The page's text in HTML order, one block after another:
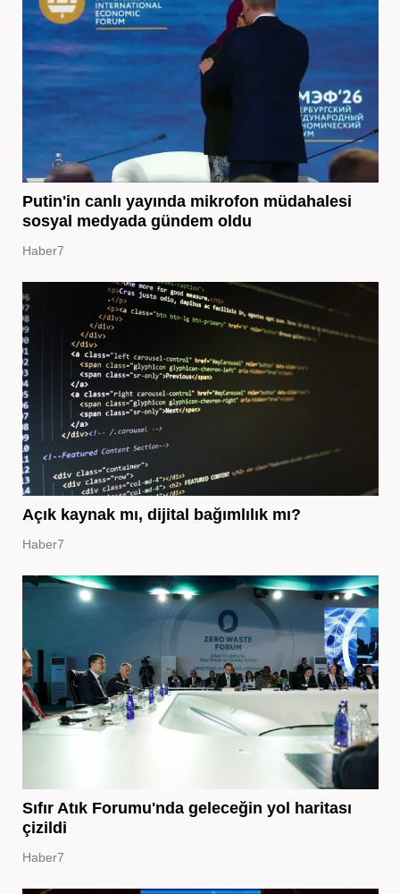
Putin'in canlı yayında mikrofon müdahalesi
sosyal medyada gündem oldu
Haber7
Açık kaynak mı, dijital bağımlılık mı?
Haber7
Sıfır Atık Forumu'nda geleceğin yol haritası
çizildi
Haber7